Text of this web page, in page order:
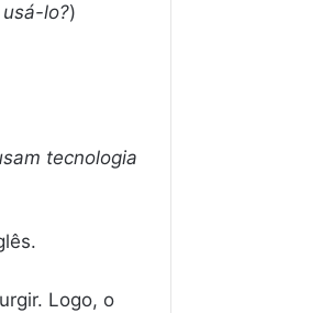
lo?)
tecnologia
Logo, o